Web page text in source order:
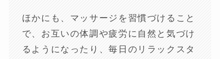
ほかにも、マッサージを習慣づけること
で、お互いの体調や疲労に自然と気づけ
るようになったり、毎日のリラックスタ